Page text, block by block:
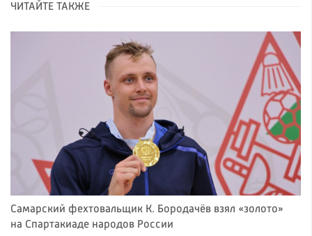
ЧИТАЙТЕ ТАКЖЕ
Самарский фехтовальщик К. Бородачёв взял «золото»
на Спартакиаде народов России